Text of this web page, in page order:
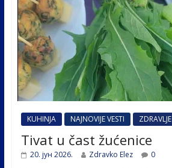
KUHINJA NAJNOVIJE VESTI ZDRAVLJE
Tivat u čast žućenice
20. јун 2026. Zdravko Elez 0